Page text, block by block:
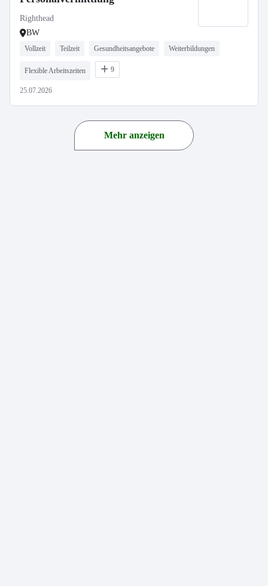
Righthead
BW
Vollzeit Teilzeit Gesundheitsangebote Weiterbildungen
Flexible Arbeitszeiten 9
25.07.2026
Mehr anzeigen